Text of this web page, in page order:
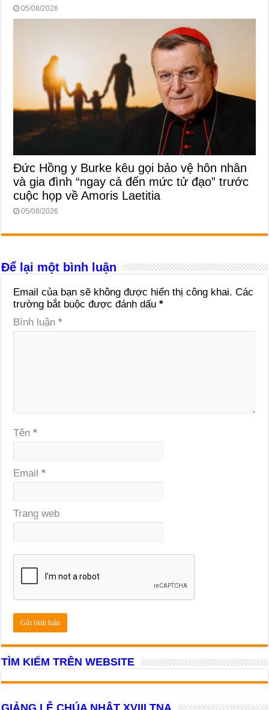
05/08/2026
Đức Hồng y Burke kêu gọi bảo vệ hôn nhân
và gia đình “ngay cả đến mức tử đạo” trước
cuộc họp về Amoris Laetitia
05/08/2026
Để lại một bình luận
Email của bạn sẽ không được hiển thị công khai. Các
trường bắt buộc được đánh dấu*
Bình luận*
Tên*
Email*
Trang web
TÌM KIẾM TRÊN WEBSITE